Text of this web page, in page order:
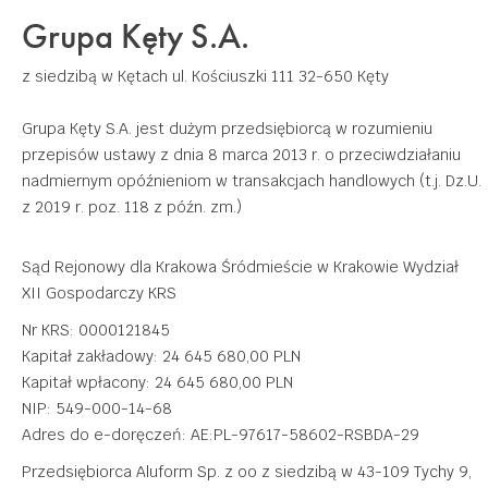
Grupa Kęty S.A.
z siedzibą w Kętach ul. Kościuszki 111 32-650 Kęty
Grupa Kęty S.A. jest dużym przedsiębiorcą w rozumieniu
przepisów ustawy z dnia 8 marca 2013 r. o przeciwdziałaniu
nadmiernym opóźnieniom w transakcjach handlowych (t.j. Dz.U.
z 2019 r. poz. 118 z późn. zm.)
Sąd Rejonowy dla Krakowa Śródmieście w Krakowie Wydział
XII Gospodarczy KRS
Nr KRS: 0000121845
Kapitał zakładowy: 24 645 680,00 PLN
Kapitał wpłacony: 24 645 680,00 PLN
NIP: 549-000-14-68
Adres do e-doręczeń: AE:PL-97617-58602-RSBDA-29
Przedsiębiorca Aluform Sp. z oo z siedzibą w 43-109 Tychy 9,